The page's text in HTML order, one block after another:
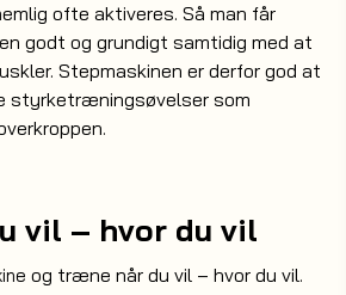
ofte aktiveres. Så man får
godt og grundigt samtidig med at
Stepmaskinen er derfor god at
styrketræningsøvelser som
vil – hvor du vil
og træne når du vil – hvor du vil.